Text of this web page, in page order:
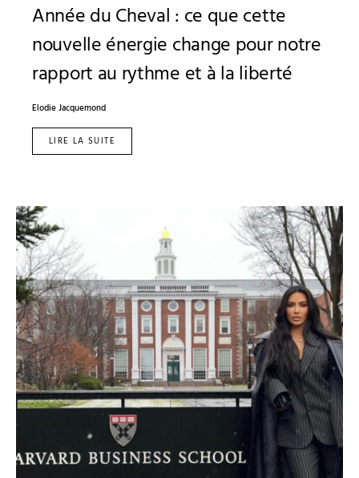
Année du Cheval : ce que cette
nouvelle énergie change pour notre
rapport au rythme et à la liberté
Elodie Jacquemond
LIRE LA SUITE